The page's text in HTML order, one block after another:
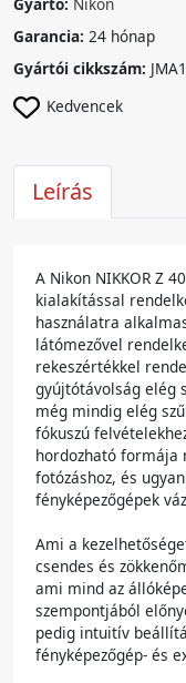
Garancia: 24 hónap
Gyártói cikkszám:
Kedvencek
Leírás
A Nikon NIKKOR Z
kialakítással
használatra
látómezővel
rekeszértékkel
gyújtótávolság elég
még mindig elég
fókuszú
hordozható formája
fotózáshoz, és
fényképezőgépek
Ami a
csendes és
ami mind az
szempontjából
pedig intuitív
fényképezőgép- és